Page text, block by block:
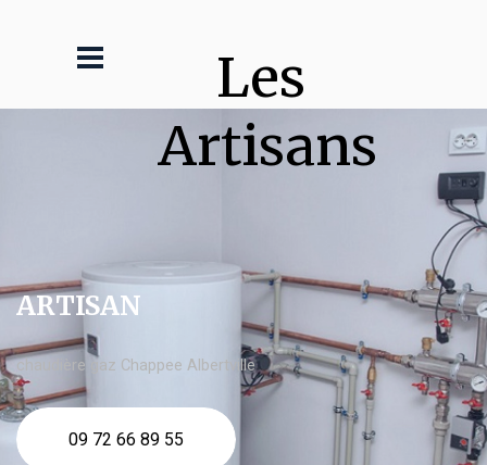
Les
Artisans
ARTISAN
chaudière gaz Chappee Albertville
09 72 66 89 55